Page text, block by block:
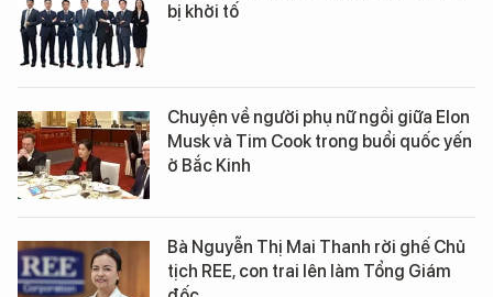
bị khởi tố
Chuyện về người phụ nữ ngồi giữa Elon
Musk và Tim Cook trong buổi quốc yến
ở Bắc Kinh
Bà Nguyễn Thị Mai Thanh rời ghế Chủ
tịch REE, con trai lên làm Tổng Giám